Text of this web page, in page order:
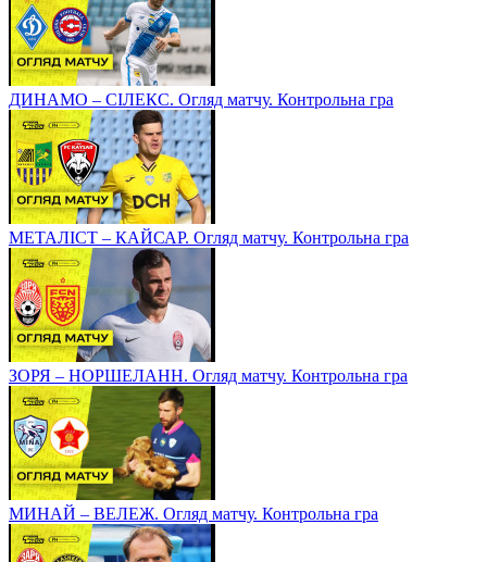
ДИНАМО – СІЛЕКС. Огляд матчу. Контрольна гра
МЕТАЛІСТ – КАЙСАР. Огляд матчу. Контрольна гра
ЗОРЯ – НОРШЕЛАНН. Огляд матчу. Контрольна гра
МИНАЙ – ВЕЛЕЖ. Огляд матчу. Контрольна гра